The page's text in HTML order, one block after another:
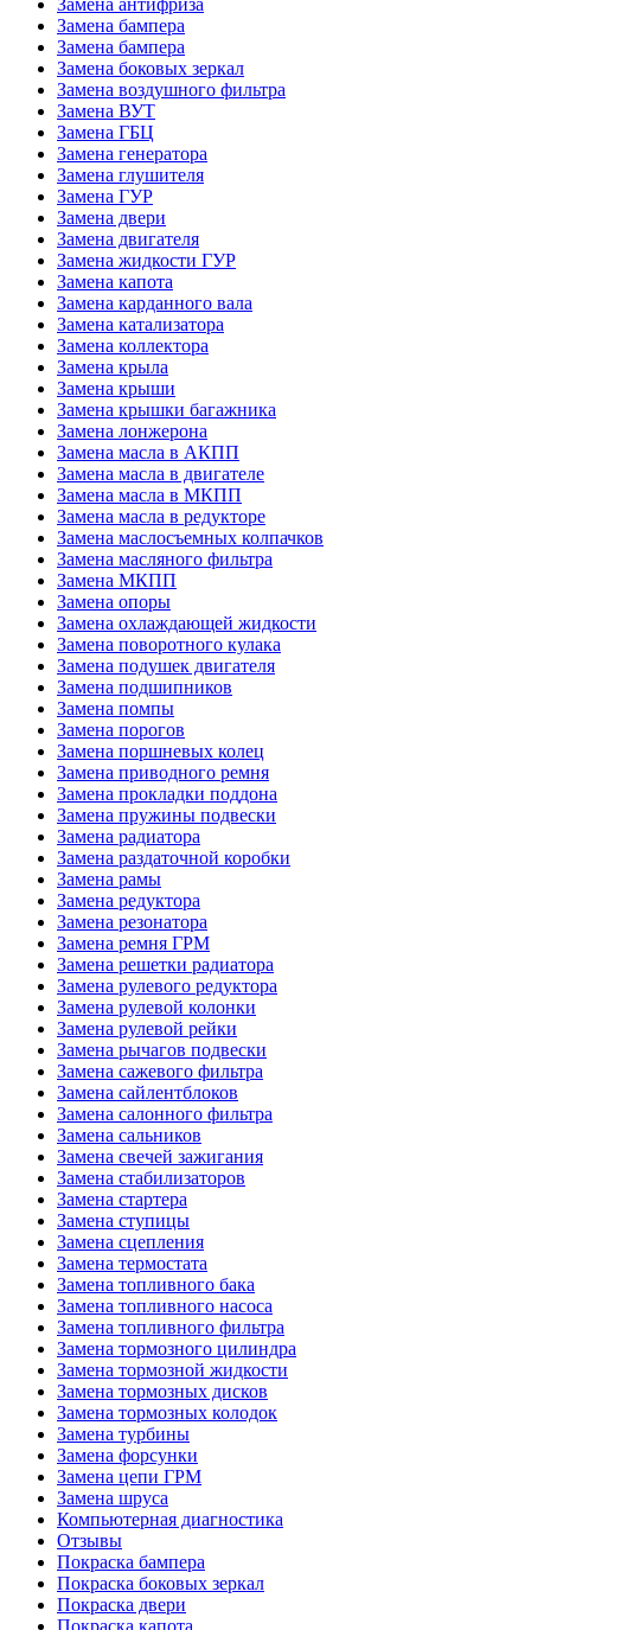
Замена антифриза
Замена бампера
Замена бампера
Замена боковых зеркал
Замена воздушного фильтра
Замена ВУТ
Замена ГБЦ
Замена генератора
Замена глушителя
Замена ГУР
Замена двери
Замена двигателя
Замена жидкости ГУР
Замена капота
Замена карданного вала
Замена катализатора
Замена коллектора
Замена крыла
Замена крыши
Замена крышки багажника
Замена лонжерона
Замена масла в АКПП
Замена масла в двигателе
Замена масла в МКПП
Замена масла в редукторе
Замена маслосъемных колпачков
Замена масляного фильтра
Замена МКПП
Замена опоры
Замена охлаждающей жидкости
Замена поворотного кулака
Замена подушек двигателя
Замена подшипников
Замена помпы
Замена порогов
Замена поршневых колец
Замена приводного ремня
Замена прокладки поддона
Замена пружины подвески
Замена радиатора
Замена раздаточной коробки
Замена рамы
Замена редуктора
Замена резонатора
Замена ремня ГРМ
Замена решетки радиатора
Замена рулевого редуктора
Замена рулевой колонки
Замена рулевой рейки
Замена рычагов подвески
Замена сажевого фильтра
Замена сайлентблоков
Замена салонного фильтра
Замена сальников
Замена свечей зажигания
Замена стабилизаторов
Замена стартера
Замена ступицы
Замена сцепления
Замена термостата
Замена топливного бака
Замена топливного насоса
Замена топливного фильтра
Замена тормозного цилиндра
Замена тормозной жидкости
Замена тормозных дисков
Замена тормозных колодок
Замена турбины
Замена форсунки
Замена цепи ГРМ
Замена шруса
Компьютерная диагностика
Отзывы
Покраска бампера
Покраска боковых зеркал
Покраска двери